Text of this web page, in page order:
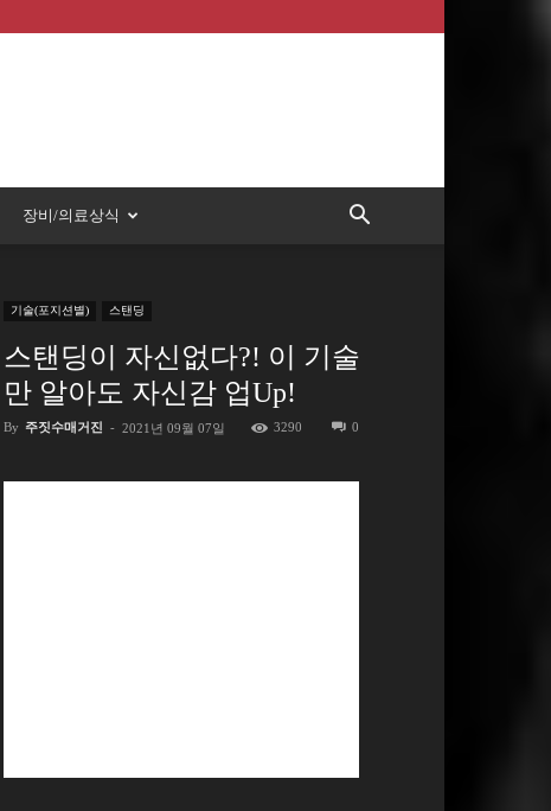
장비/의료상식
기술(포지션별) 스탠딩
스탠딩이 자신없다?! 이 기술
만 알아도 자신감 업Up!
By 주짓수매거진 - 2021년 09월 07일 3290 0